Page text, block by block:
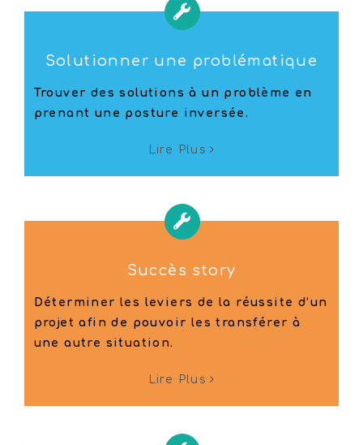
Solutionner une problématique
Trouver des solutions à un problème en
prenant une posture inversée.
Lire Plus
Succès story
Déterminer les leviers de la réussite d’un
projet afin de pouvoir les transférer à
une autre situation.
Lire Plus